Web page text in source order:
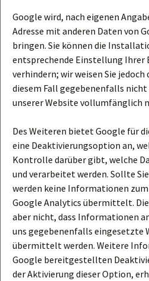
Google wird, nach eigenen
Adresse mit anderen Daten von
bringen. Sie können die
entsprechende Einstellung Ihrer
verhindern; wir weisen Sie jedoch
diesem Fall gegebenenfalls
unserer Website vollumfänglich
Des Weiteren bietet Google für
eine Deaktivierungsoption an,
Kontrolle darüber gibt, welche
und verarbeitet werden. Sollte
werden keine Informationen
Google Analytics übermittelt.
aber nicht, dass Informationen
uns gegebenenfalls eingesetzte
übermittelt werden. Weitere
Google bereitgestellten
der Aktivierung dieser Option,